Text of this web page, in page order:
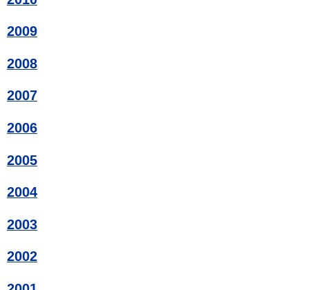
2009
2008
2007
2006
2005
2004
2003
2002